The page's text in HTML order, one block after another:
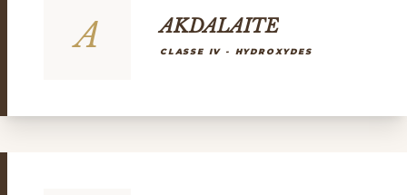
A AKDALAITE
CLASSE IV - HYDROXYDES